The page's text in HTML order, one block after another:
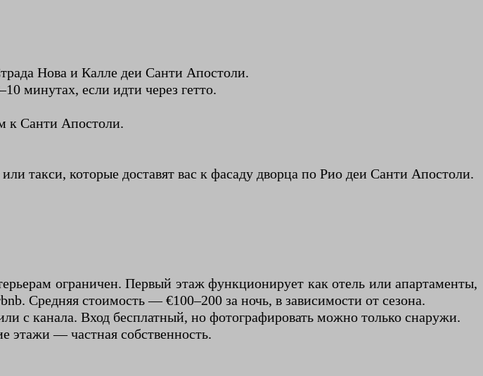
Нова и Калле деи Санти Апостоли.
минутах, если идти через гетто.
к Санти Апостоли.
такси, которые доставят вас к фасаду дворца по Рио деи Санти Апостоли.
ограничен. Первый этаж функционирует как отель или апартаменты,
Средняя стоимость — €100–200 за ночь, в зависимости от сезона.
с канала. Вход бесплатный, но фотографировать можно только снаружи.
этажи — частная собственность.